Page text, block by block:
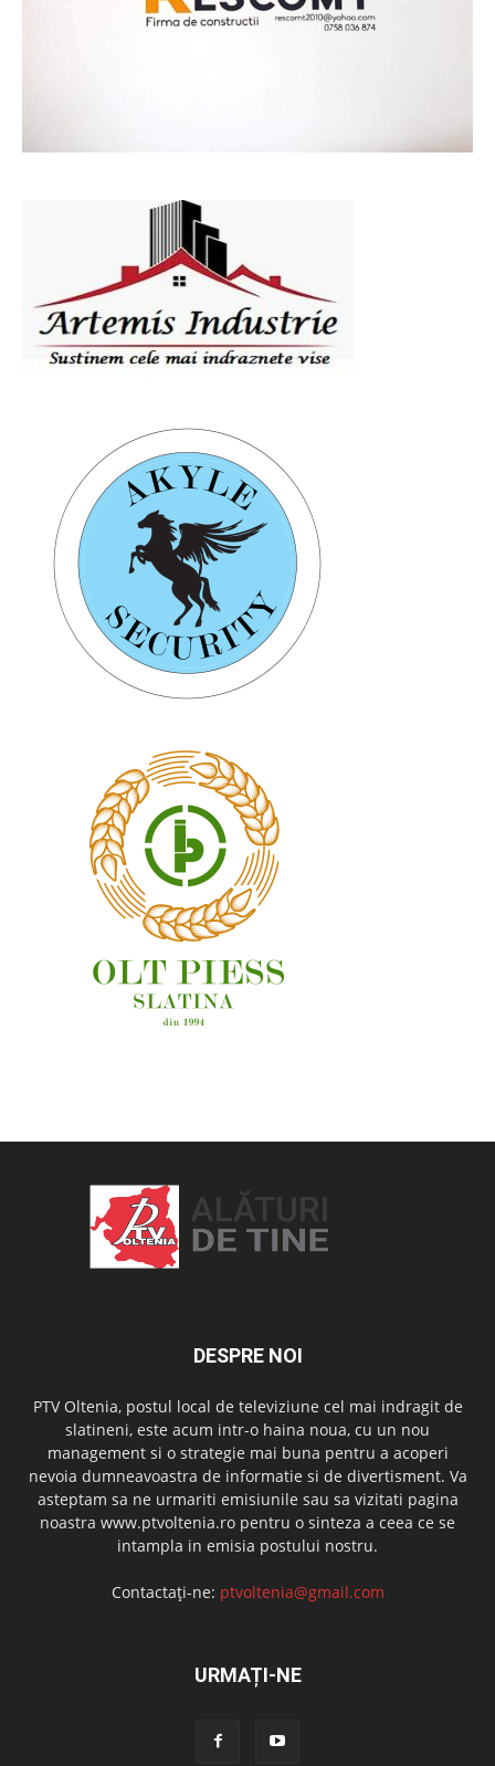
DESPRE NOI
PTV Oltenia, postul local de televiziune cel mai indragit de
slatineni, este acum intr-o haina noua, cu un nou
management si o strategie mai buna pentru a acoperi
nevoia dumneavoastra de informatie si de divertisment. Va
asteptam sa ne urmariti emisiunile sau sa vizitati pagina
noastra www.ptvoltenia.ro pentru o sinteza a ceea ce se
intampla in emisia postului nostru.
Contactați-ne: ptvoltenia@gmail.com
URMAȚI-NE